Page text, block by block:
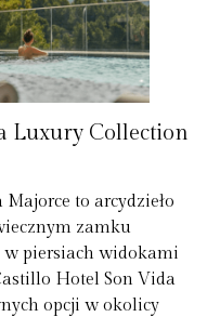
Luxury Collection
to arcydzieło
zamku
w piersiach widokami
Hotel Son Vida
opcji w okolicy